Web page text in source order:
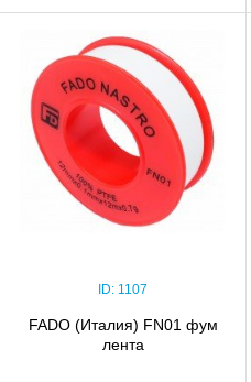
ID: 1107
FADO (Италия) FN01 фум
лента